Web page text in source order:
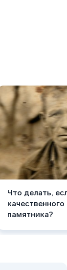
Что делать,
памятника?